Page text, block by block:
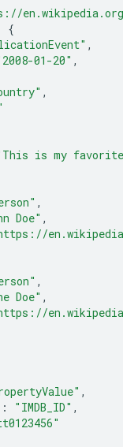
{
,
01-20" ,
,
is my
,
Doe" ,
,
Doe" ,
,
: "IMDB_ID" ,